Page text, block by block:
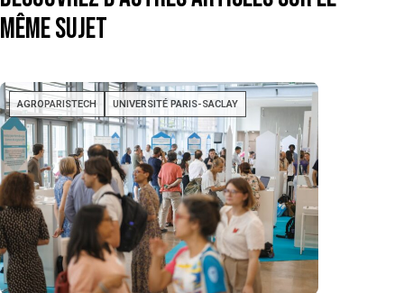
même sujet
AGROPARISTECH UNIVERSITÉ PARIS-SACLAY